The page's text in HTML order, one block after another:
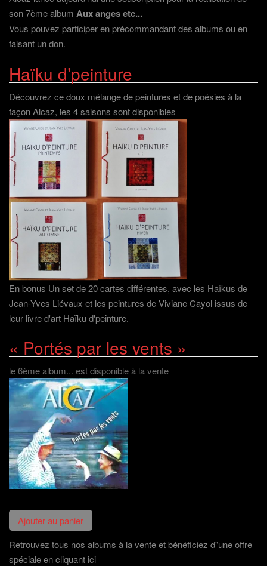
son 7ème album Aux anges etc...
Vous pouvez participer en précommandant des albums ou en
faisant un don.
Haïku d’peinture
Découvrez ce doux mélange de peintures et de poésies à la
façon Alcaz, les 4 saisons sont disponibles
En bonus Un set de 20 cartes différentes, avec les Haïkus de
Jean-Yves Liévaux et les peintures de Viviane Cayol issus de
leur livre d'art Haïku d'peinture.
« Portés par les vents »
le 6ème album... est disponible à la vente
Retrouvez tous nos albums à la vente et bénéficiez d"une offre
spéciale en cliquant ici